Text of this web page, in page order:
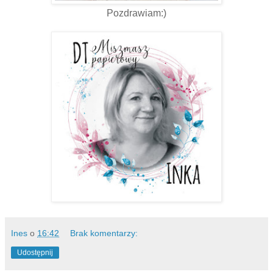
Pozdrawiam:)
Ines o 16:42 Brak komentarzy:
Udostępnij